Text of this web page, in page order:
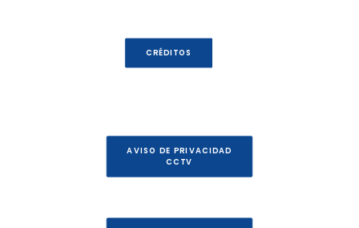
CRÉDITOS
AVISO DE PRIVACIDAD
CCTV